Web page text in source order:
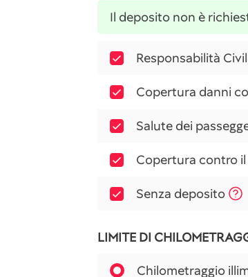
Il deposito non è
Responsabilità
Copertura danni
Salute dei
Copertura contro
Senza deposito
LIMITE DI
Chilometraggio